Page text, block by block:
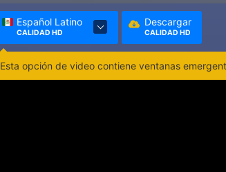
Español Latino
CALIDAD HD
Descargar
CALIDAD HD
Esta opción de video contiene ventanas